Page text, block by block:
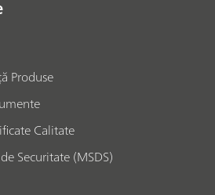
Produse
Calitate
Securitate (MSDS)